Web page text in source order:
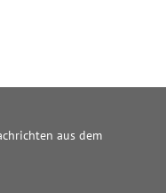
aus dem